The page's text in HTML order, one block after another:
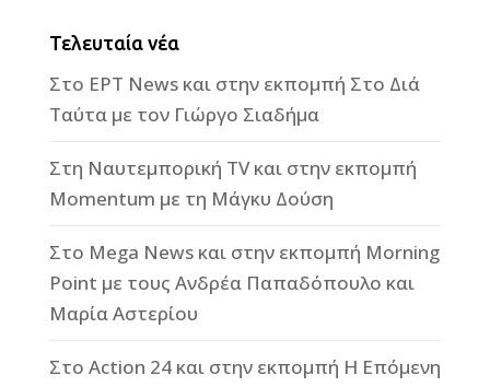
Τελευταία νέα
Στο ΕΡΤ News και στην εκπομπή Στο Διά
Ταύτα με τον Γιώργο Σιαδήμα
Στη Ναυτεμπορική TV και στην εκπομπή
Momentum με τη Μάγκυ Δούση
Στο Mega News και στην εκπομπή Morning
Point με τους Ανδρέα Παπαδόπουλο και
Μαρία Αστερίου
Στο Action 24 και στην εκπομπή Η Επόμενη